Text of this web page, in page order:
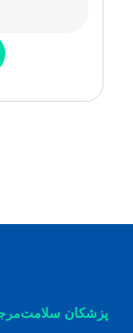
پزشکان سلامت